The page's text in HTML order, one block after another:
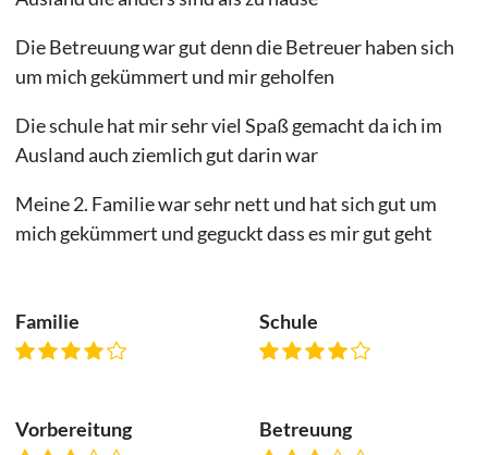
Die Betreuung war gut denn die Betreuer haben sich
um mich gekümmert und mir geholfen
Die schule hat mir sehr viel Spaß gemacht da ich im
Ausland auch ziemlich gut darin war
Meine 2. Familie war sehr nett und hat sich gut um
mich gekümmert und geguckt dass es mir gut geht
Familie Schule
Vorbereitung Betreuung